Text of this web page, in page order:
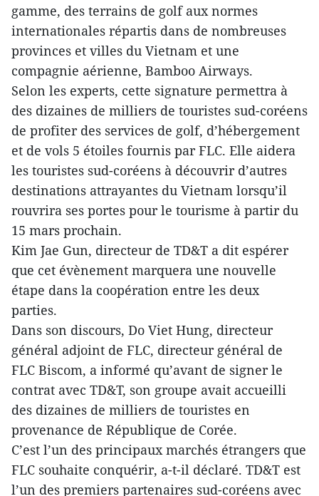
gamme, des terrains de golf aux normes
internationales répartis dans de nombreuses
provinces et villes du Vietnam et une
compagnie aérienne, Bamboo Airways.
Selon les experts, cette signature permettra à
des dizaines de milliers de touristes sud-coréens
de profiter des services de golf, d’hébergement
et de vols 5 étoiles fournis par FLC. Elle aidera
les touristes sud-coréens à découvrir d’autres
destinations attrayantes du Vietnam lorsqu’il
rouvrira ses portes pour le tourisme à partir du
15 mars prochain.
Kim Jae Gun, directeur de TD&T a dit espérer
que cet évènement marquera une nouvelle
étape dans la coopération entre les deux
parties.
Dans son discours, Do Viet Hung, directeur
général adjoint de FLC, directeur général de
FLC Biscom, a informé qu’avant de signer le
contrat avec TD&T, son groupe avait accueilli
des dizaines de milliers de touristes en
provenance de République de Corée.
C’est l’un des principaux marchés étrangers que
FLC souhaite conquérir, a-t-il déclaré. TD&T est
l’un des premiers partenaires sud-coréens avec